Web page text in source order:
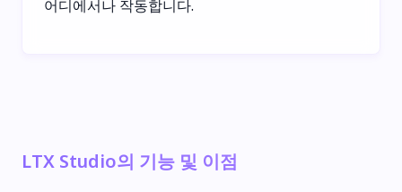
어디에서나 작동합니다.
LTX Studio의 기능 및 이점